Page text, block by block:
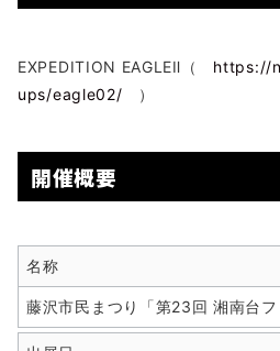
EXPEDITION EAGLEⅡ（ https://
ups/eagle02/ ）
開催概要
名称
藤沢市民まつり「第23回 湘南台フ